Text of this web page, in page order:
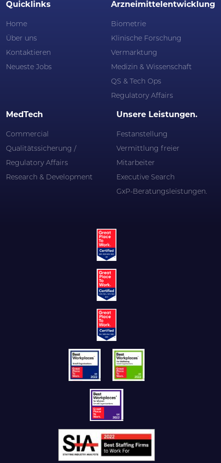
Quicklinks
Home
Über uns
Kontaktieren
Neueste Jobs
Arzneimittelentwicklung
Biometrie
Klinische Forschung
Vermarktung
Medizin & Wissenschaft
QS & Tech Ops
Regulatory Affairs
MedTech
Commercial
Qualitätssicherung /
Regulatory Affairs
Research & Development
Unsere Leistungen.
Festanstellung
Vermittlung freier
Mitarbeiter
Executive Search
GxP-Beratungsleistungen.